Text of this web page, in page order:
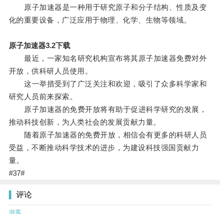
原子加速器是一种用于研究原子和分子结构、性质及变
化的重要设备，广泛应用于物理、化学、生物等领域。
原子加速器3.2下载
最近，一家知名研究机构宣布将其原子加速器免费对外
开放，供科研人员使用。
这一举措受到了广泛关注和欢迎，吸引了众多科学家和
研究人员前来探索。
原子加速器的免费开放将有助于促进科学研究的发展，
推动科技创新，为人类社会的发展贡献力量。
随着原子加速器的免费开放，相信会有更多的科研人员
受益，不断推动科学技术的进步，为建设科技强国贡献力
量。
#37#
评论
游客